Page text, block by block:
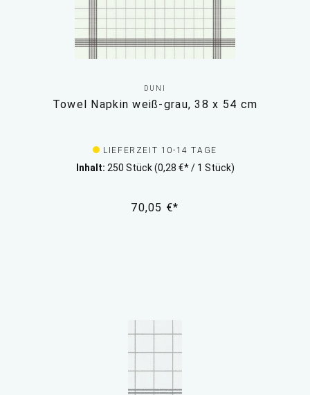
DUNI
Towel Napkin weiß-grau, 38 x 54 cm
LIEFERZEIT 10-14 TAGE
Inhalt: 250 Stück(0,28 €* / 1 Stück)
70,05 €*